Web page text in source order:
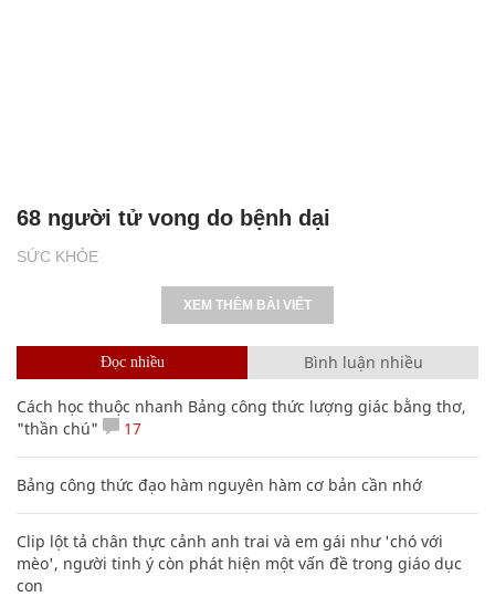
SỨC KHỎE
68 người tử vong do bệnh dại
XEM THÊM BÀI VIẾT
Đọc nhiều Bình luận nhiều
Cách học thuộc nhanh Bảng công thức lượng giác bằng thơ,
"thần chú"
17
Bảng công thức đạo hàm nguyên hàm cơ bản cần nhớ
Clip lột tả chân thực cảnh anh trai và em gái như 'chó với
mèo', người tinh ý còn phát hiện một vấn đề trong giáo dục
con